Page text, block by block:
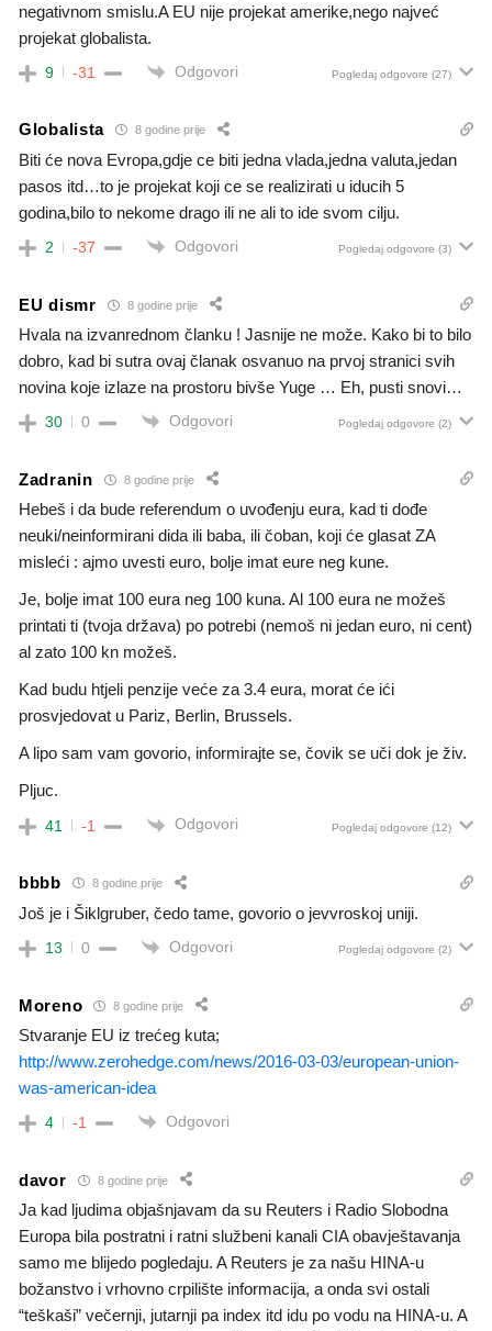
negativnom smislu.A EU nije projekat amerike,nego najveć
projekat globalista.
9 -31 Odgovori Pogledaj odgovore (27)
Globalista 8 godine prije
Biti će nova Evropa,gdje ce biti jedna vlada,jedna valuta,jedan
pasos itd…to je projekat koji ce se realizirati u iducih 5
godina,bilo to nekome drago ili ne ali to ide svom cilju.
2 -37 Odgovori Pogledaj odgovore (3)
EU dismr 8 godine prije
Hvala na izvanrednom članku ! Jasnije ne može. Kako bi to bilo
dobro, kad bi sutra ovaj članak osvanuo na prvoj stranici svih
novina koje izlaze na prostoru bivše Yuge … Eh, pusti snovi…
30 0 Odgovori Pogledaj odgovore (2)
Zadranin 8 godine prije
Hebeš i da bude referendum o uvođenju eura, kad ti dođe
neuki/neinformirani dida ili baba, ili čoban, koji će glasat ZA
misleći : ajmo uvesti euro, bolje imat eure neg kune.
Je, bolje imat 100 eura neg 100 kuna. Al 100 eura ne možeš
printati ti (tvoja država) po potrebi (nemoš ni jedan euro, ni cent)
al zato 100 kn možeš.
Kad budu htjeli penzije veće za 3.4 eura, morat će ići
prosvjedovat u Pariz, Berlin, Brussels.
A lipo sam vam govorio, informirajte se, čovik se uči dok je živ.
Pljuc.
41 -1 Odgovori Pogledaj odgovore (12)
bbbb 8 godine prije
Još je i Šiklgruber, čedo tame, govorio o jevvroskoj uniji.
13 0 Odgovori Pogledaj odgovore (2)
Moreno 8 godine prije
Stvaranje EU iz trećeg kuta;
http://www.zerohedge.com/news/2016-03-03/european-union-
was-american-idea
4 -1 Odgovori
davor 8 godine prije
Ja kad ljudima objašnjavam da su Reuters i Radio Slobodna
Europa bila postratni i ratni službeni kanali CIA obavještavanja
samo me blijedo pogledaju. A Reuters je za našu HINA-u
božanstvo i vrhovno crpilište informacija, a onda svi ostali
“teškaši” večernji, jutarnji pa index itd idu po vodu na HINA-u. A